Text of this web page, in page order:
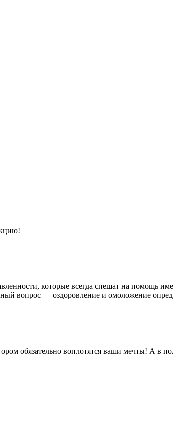
которые всегда спешат на помощь
вопрос — оздоровление и омоложение
обязательно воплотятся ваши мечты! А в